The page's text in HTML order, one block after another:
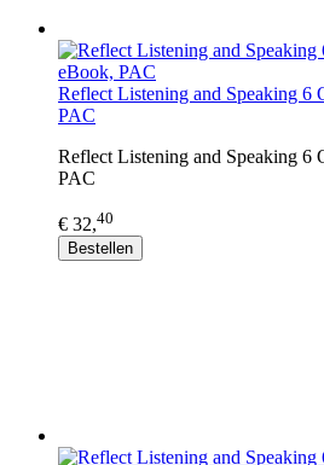
Reflect Listening and Speaking 6
PAC
Reflect Listening and Speaking 6
PAC
€ 32,40
Bestellen